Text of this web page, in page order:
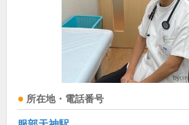
所在地・電話番号